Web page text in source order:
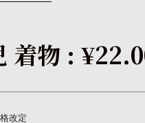
着物 :
改定